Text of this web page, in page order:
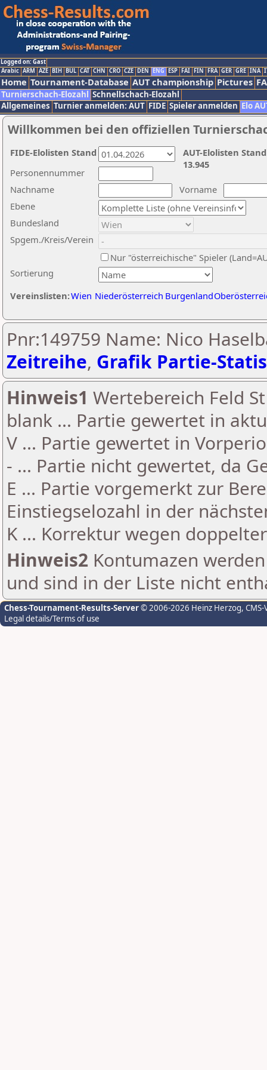
Logged on: Gast
Arabic ARM AZE BIH BUL CAT CHN CRO CZE DEN ENG ESP FAI FIN FRA GER GRE INA
Home Tournament-Database AUT championship Pictures
Turnierschach-Elozahl Schnellschach-Elozahl
Allgemeines Turnier anmelden: AUT FIDE Spieler anmelden Elo
Willkommen bei den offiziellen
Nachname
Vorname
Ebene
Sortierung
Personennummer
Bundesland
Spgem./Kreis/Verein
Nur "österreichische" Spieler
Vereinslisten:Wien Niederösterreich Burgenland
AUT-Elolisten
13.945
FIDE-Elolisten Stand
Pnr:149759 Name: Nico
Zeitreihe, Grafik Partie-
Hinweis1 Wertebereich Feld
blank ... Partie gewertet in
V ... Partie gewertet in
- ... Partie nicht gewertet, da
E ... Partie vorgemerkt zur
Einstiegselozahl in der
K ... Korrektur wegen
Hinweis2 Kontumazen
und sind in der Liste nicht
Chess-Tournament-Results-Server© 2006-2026 Heinz Herzog,
Legal details/Terms of use